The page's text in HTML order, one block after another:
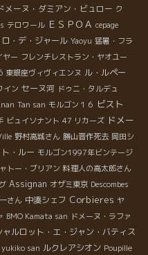
メーヌ・ダミアン・ビュロー ク
テロワール ＥＳＰＯＡ cepage
・デ・ジャール Yaoyu 猛暑・フラ
ヤー フレンチレストラン・ヤオユー
東銀座ヴィヴィエンヌ ル・ルペー
イン セーヌ河 ドゥニ・タルデュ
Tan san モルゴン１６ ビスト
ビュイソナント 47 リカーズ ドメー
野村高城さん 勝山晋作死去 岡田シ
・ルー モルゴン1997年ビンテージ
トー・ブリアン 料理人の高太郎さん
Assignan オザミ東京 Descombes
さん 中湊シェフ Corbieres ヤ
BMO Kamata san ドメーヌ・ラファ
ャルロット・エ・ジャン・バティス
yukiko san ルクレアシオン Poupille